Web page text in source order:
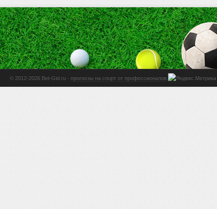
© 2012-2026 Bet-Gid.ru - прогнозы на спорт от профессионалов